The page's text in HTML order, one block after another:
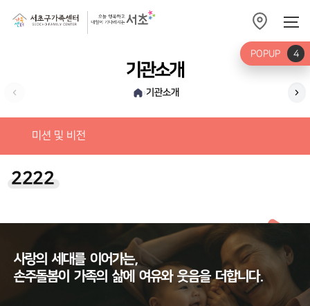
기관소개
›기관소개 가
미션 및 비전
2222
사랑의 세대를 이어가는,
손주돌봄이 가족의 삶에 여유와 웃음을 더합니다.
POPUP 4